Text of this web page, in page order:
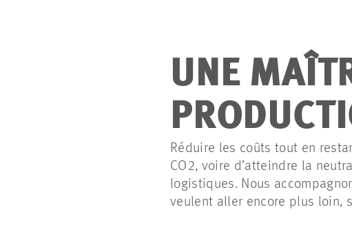
UNE
Réduire les coûts tout en
CO2, voire d’atteindre la
logistiques. Nous
veulent aller encore plus loin,